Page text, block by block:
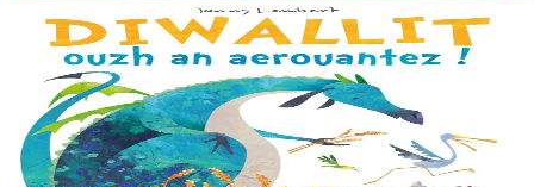
Bannoù-heol
Diwallit ouzh an aerouantez !
Dreistordinal eo ti nevez Eflammez. Bleunioù zo, geot flour hag
amezeien plijus-tre. Sur eo ?... - N’out ket evit chom amañ ! a huch
al loened all dezhi. Ha...